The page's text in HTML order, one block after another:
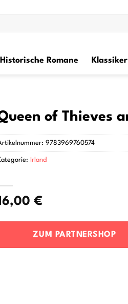
Historische Romane Klassiker
of Thieves
€
ZUM PARTNERSHOP
9783969760574
Irland